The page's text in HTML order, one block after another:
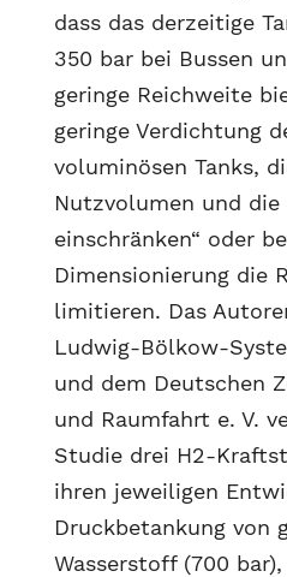
dass das derzeitige
350 bar bei Bussen
geringe Reichweite
geringe Verdichtung
voluminösen Tanks,
Nutzvolumen und
einschränken“ oder
Dimensionierung die
limitieren. Das
Ludwig-Bölkow-
und dem Deutschen
und Raumfahrt e. V.
Studie drei H2-
ihren jeweiligen
Druckbetankung von
Wasserstoff (700